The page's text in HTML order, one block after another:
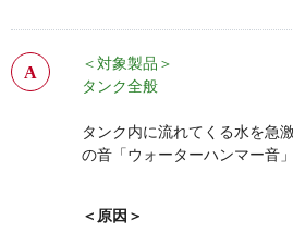
＜対象製品＞
タンク全般
タンク内に流れてくる水を急
の音「ウォーターハンマー音
＜原因＞